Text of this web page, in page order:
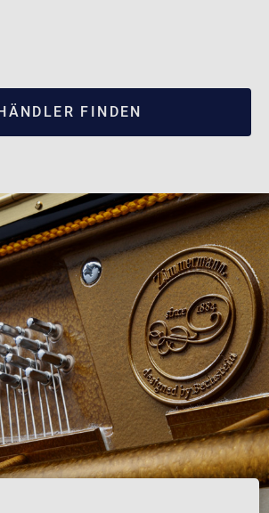
FINDEN